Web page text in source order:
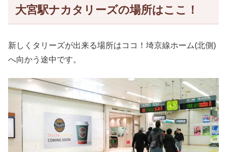
大宮駅ナカタリーズの場所はここ！
新しくタリーズが出来る場所はココ！埼京線ホーム(北側)
へ向かう途中です。